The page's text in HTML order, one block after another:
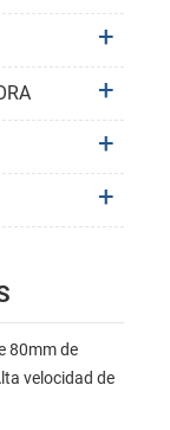
80mm de
velocidad de
Térmica del